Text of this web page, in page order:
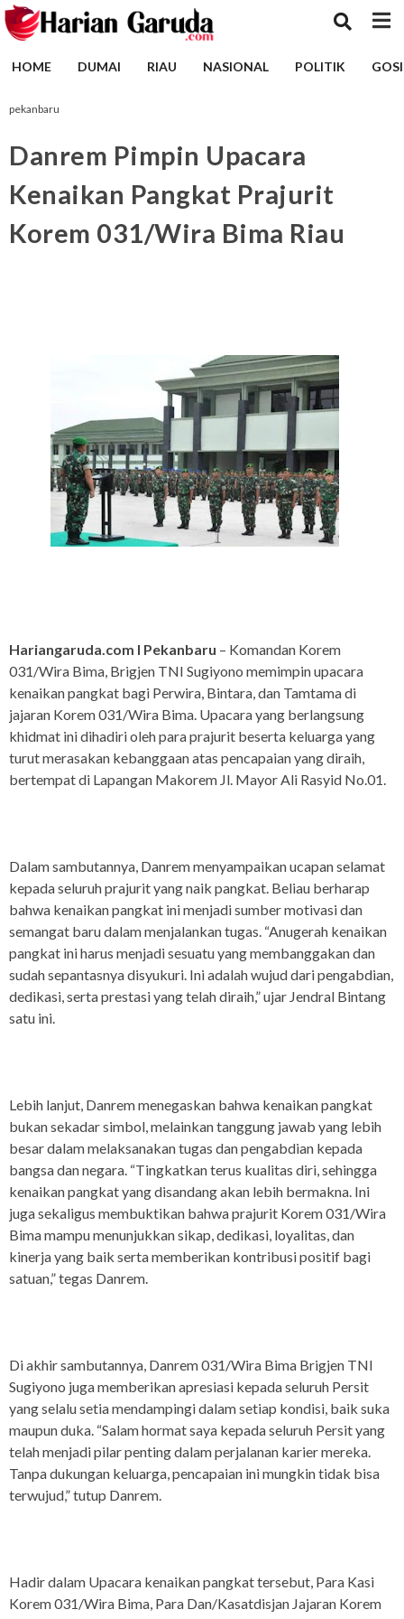
HOME DUMAI RIAU NASIONAL POLITIK
pekanbaru
Danrem Pimpin Upacara
Kenaikan Pangkat Prajurit
Korem 031/Wira Bima Riau
Hariangaruda.com I Pekanbaru – Komandan Korem
031/Wira Bima, Brigjen TNI Sugiyono memimpin upacara
kenaikan pangkat bagi Perwira, Bintara, dan Tamtama di
jajaran Korem 031/Wira Bima. Upacara yang berlangsung
khidmat ini dihadiri oleh para prajurit beserta keluarga yang
turut merasakan kebanggaan atas pencapaian yang diraih,
bertempat di Lapangan Makorem Jl. Mayor Ali Rasyid No.01.
Dalam sambutannya, Danrem menyampaikan ucapan selamat
kepada seluruh prajurit yang naik pangkat. Beliau berharap
bahwa kenaikan pangkat ini menjadi sumber motivasi dan
semangat baru dalam menjalankan tugas. “Anugerah kenaikan
pangkat ini harus menjadi sesuatu yang membanggakan dan
sudah sepantasnya disyukuri. Ini adalah wujud dari pengabdian,
dedikasi, serta prestasi yang telah diraih,” ujar Jendral Bintang
satu ini.
Lebih lanjut, Danrem menegaskan bahwa kenaikan pangkat
bukan sekadar simbol, melainkan tanggung jawab yang lebih
besar dalam melaksanakan tugas dan pengabdian kepada
bangsa dan negara. “Tingkatkan terus kualitas diri, sehingga
kenaikan pangkat yang disandang akan lebih bermakna. Ini
juga sekaligus membuktikan bahwa prajurit Korem 031/Wira
Bima mampu menunjukkan sikap, dedikasi, loyalitas, dan
kinerja yang baik serta memberikan kontribusi positif bagi
satuan,” tegas Danrem.
Di akhir sambutannya, Danrem 031/Wira Bima Brigjen TNI
Sugiyono juga memberikan apresiasi kepada seluruh Persit
yang selalu setia mendampingi dalam setiap kondisi, baik suka
maupun duka. “Salam hormat saya kepada seluruh Persit yang
telah menjadi pilar penting dalam perjalanan karier mereka.
Tanpa dukungan keluarga, pencapaian ini mungkin tidak bisa
terwujud,” tutup Danrem.
Hadir dalam Upacara kenaikan pangkat tersebut, Para Kasi
Korem 031/Wira Bima, Para Dan/Kasatdisjan Jajaran Korem